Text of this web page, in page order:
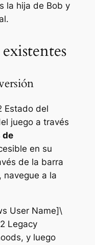
la hija de Bob y
Estado del
juego a través
de
en su
de la barra
navegue a la
User Name]\
Legacy
y luego